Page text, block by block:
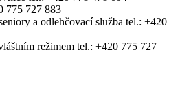
775 727 883
a odlehčovací služba tel.: +420
režimem tel.: +420 775 727